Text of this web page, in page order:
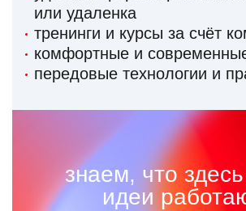
или удаленка
тренинги и курсы за счёт
комфортные и
передовые технологии и
знаем, что
идеи